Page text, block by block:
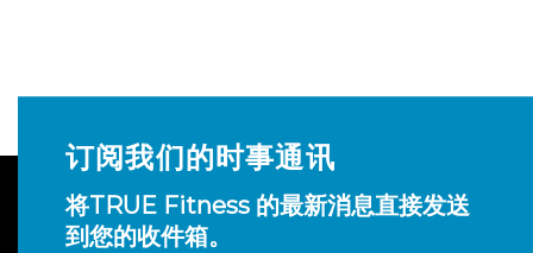
订阅我们的时事通讯
将TRUE Fitness 的最新消息直接发送
到您的收件箱。